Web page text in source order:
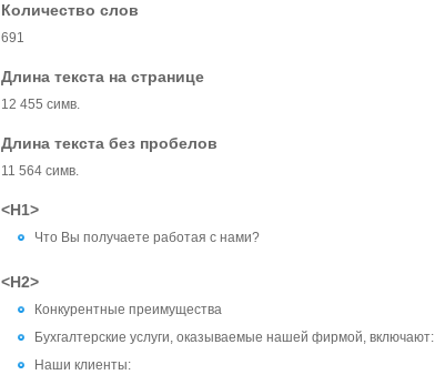
Количество слов
691
Длина текста на странице
12 455 симв.
Длина текста без пробелов
11 564 симв.
<H1>
Что Вы получаете работая с нами?
<H2>
Конкурентные преимущества
Бухгалтерские услуги, оказываемые нашей фирмой, включают:
Наши клиенты: